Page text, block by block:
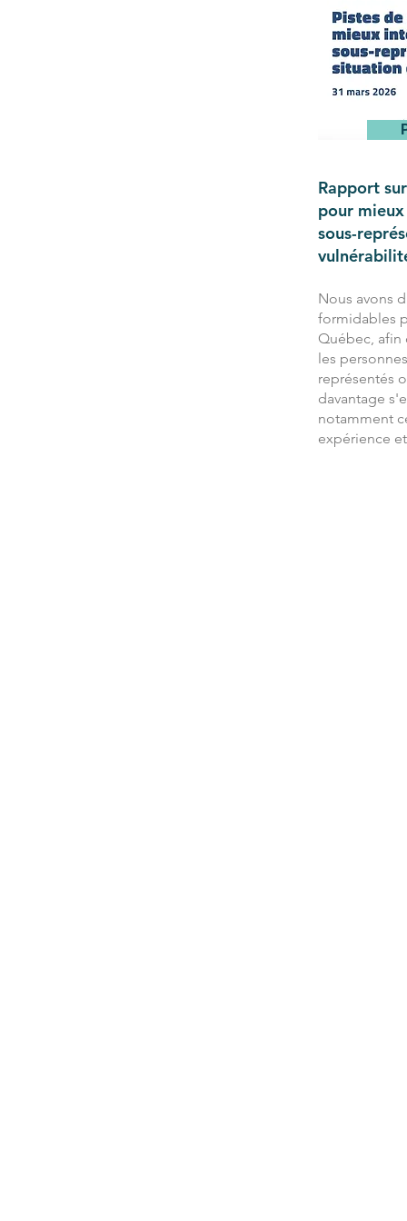
Rapport
pour
sous-
Nous avons
formidables
Québec,
les
représentés
davantage
notamment
expérience